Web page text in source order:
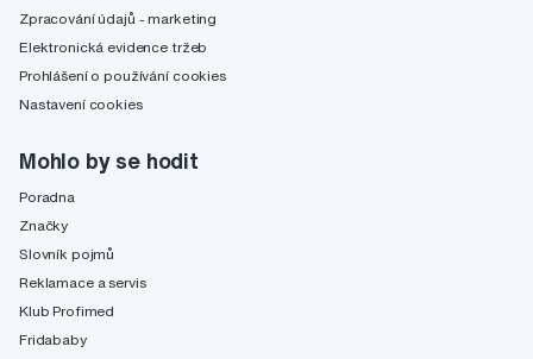
Zpracování údajů - marketing
Elektronická evidence tržeb
Prohlášení o používání cookies
Nastavení cookies
Mohlo by se hodit
Poradna
Značky
Slovník pojmů
Reklamace a servis
Klub Profimed
Fridababy